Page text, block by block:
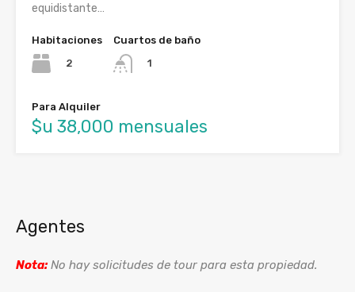
equidistante…
Habitaciones
2
Cuartos de baño
1
Para Alquiler
$u 38,000 mensuales
Agentes
Nota:No hay solicitudes de tour para esta propiedad.